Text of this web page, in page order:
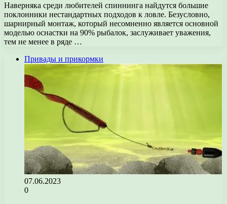
Наверняка среди любителей спиннинга найдутся большие
поклонники нестандартных подходов к ловле. Безусловно,
шарнирный монтаж, который несомненно является основной
моделью оснастки на 90% рыбалок, заслуживает уважения,
тем не менее в ряде …
Привады и прикормки
07.06.2023
0